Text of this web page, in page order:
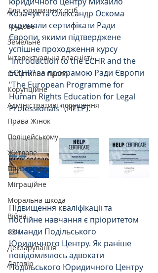
Для юридичних осіб
Трудове
Земельне
Інтелектуальна власність
Спортивне право
Корупційне
Адміністративі порушення
Права Жінок
Поліцейському
Житлове
Призовнику
Міграційне
Моральна шкода
Війна
СЗЧ
Декларування
Договір
Козачук та Олександр Оскома
отримали сертифікати Ради
Європи, якими підтверджене
успішне проходження курсу
"Introduction to the ECHR and the
ECtHR" за програмою Ради Європи
"The European Programme for
Human Rights Education for Legal
Professionals" (HELP).
Підвищення кваліфікації та
постійне навчання є пріоритетом
команди Подільського
Юридичного Центру. Як раніше
повідомлялось адвокати
Подільського Юридичного Центру